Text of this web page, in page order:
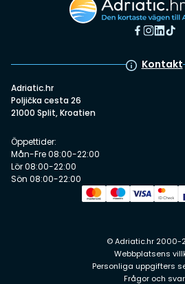
Kontakt
Adriatic.hr
Poljička cesta 26
21000 Split, Kroatien
Öppettider:
Mån-Fre 08:00-22:00
Lör 08:00-22:00
Sön 08:00-22:00
© Adriatic.hr 2000-
Webbplatsens
Personliga uppgifters
Frågor och svar